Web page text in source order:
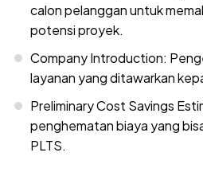
calon pelanggan untuk
potensi proyek.
Company Introduction:
layanan yang ditawarkan
Preliminary Cost Savings
penghematan biaya yang
PLTS.